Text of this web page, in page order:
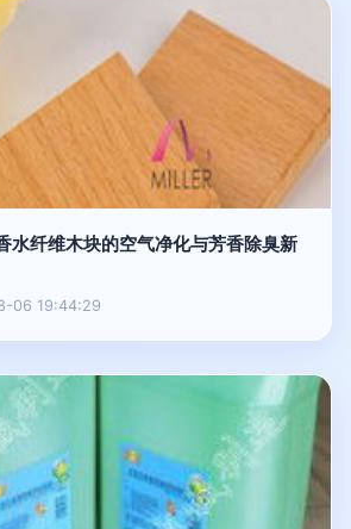
水纤维木块的空气净化与芳香除臭新
06 19:44:29